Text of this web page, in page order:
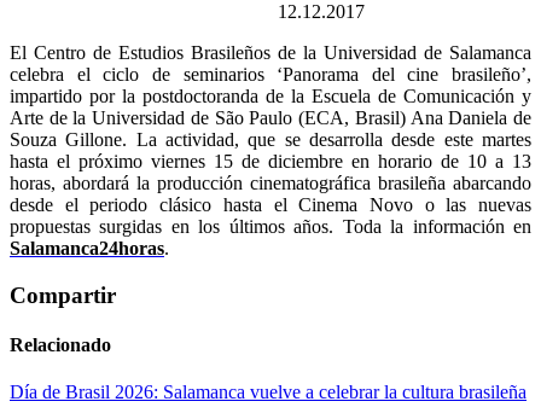
12.12.2017
El Centro de Estudios Brasileños de la Universidad de Salamanca
celebra el ciclo de seminarios ‘Panorama del cine brasileño’,
impartido por la postdoctoranda de la Escuela de Comunicación y
Arte de la Universidad de São Paulo (ECA, Brasil) Ana Daniela de
Souza Gillone. La actividad, que se desarrolla desde este martes
hasta el próximo viernes 15 de diciembre en horario de 10 a 13
horas, abordará la producción cinematográfica brasileña abarcando
desde el periodo clásico hasta el Cinema Novo o las nuevas
propuestas surgidas en los últimos años. Toda la información en
Salamanca24horas.
Compartir
Relacionado
Día de Brasil 2026: Salamanca vuelve a celebrar la cultura brasileña